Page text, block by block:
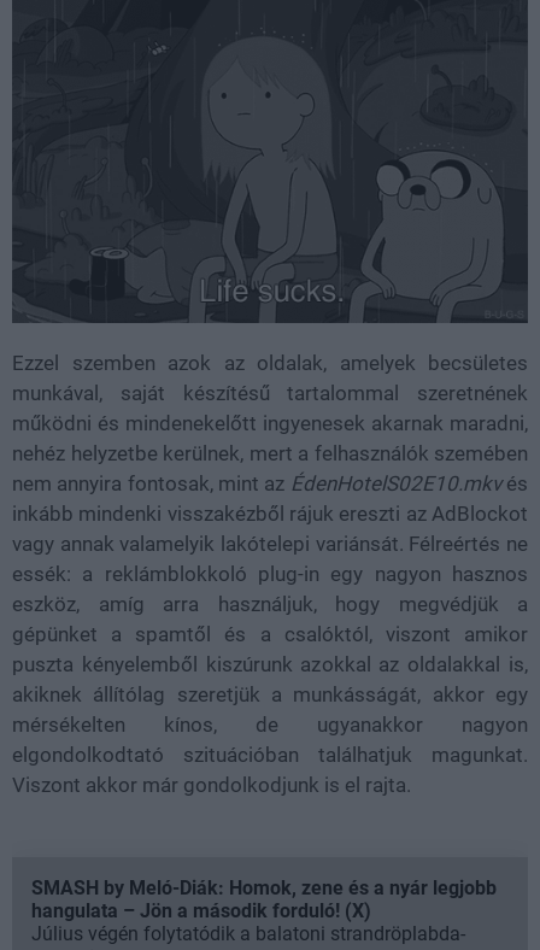
Ezzel szemben azok az oldalak, amelyek becsületes
munkával, saját készítésű tartalommal szeretnének
működni és mindenekelőtt ingyenesek akarnak maradni,
nehéz helyzetbe kerülnek, mert a felhasználók szemében
nem annyira fontosak, mint az ÉdenHotelS02E10.mkvés
inkább mindenki visszakézből rájuk ereszti az AdBlockot
vagy annak valamelyik lakótelepi variánsát. Félreértés ne
essék: a reklámblokkoló plug-in egy nagyon hasznos
eszköz, amíg arra használjuk, hogy megvédjük a
gépünket a spamtől és a csalóktól, viszont amikor
puszta kényelemből kiszúrunk azokkal az oldalakkal is,
akiknek állítólag szeretjük a munkásságát, akkor egy
mérsékelten kínos, de ugyanakkor nagyon
elgondolkodtató szituációban találhatjuk magunkat.
Viszont akkor már gondolkodjunk is el rajta.
SMASH by Meló-Diák: Homok, zene és a nyár legjobb
hangulata – Jön a második forduló! (X)
Július végén folytatódik a balatoni strandröplabda-